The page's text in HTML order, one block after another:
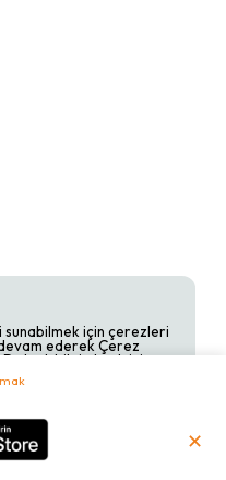
✕
0,00
sunabilmek için çerezleri
ederek Çerez
Detaylı bilgi almak için